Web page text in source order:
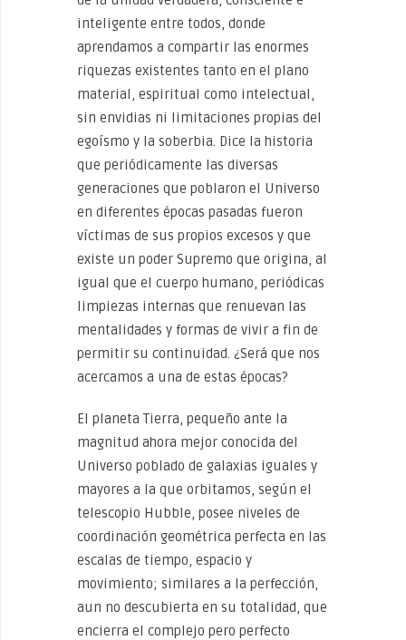
inteligente entre todos, donde
aprendamos a compartir las enormes
riquezas existentes tanto en el plano
material, espiritual como intelectual,
sin envidias ni limitaciones propias del
egoísmo y la soberbia. Dice la historia
que periódicamente las diversas
generaciones que poblaron el Universo
en diferentes épocas pasadas fueron
víctimas de sus propios excesos y que
existe un poder Supremo que origina, al
igual que el cuerpo humano, periódicas
limpiezas internas que renuevan las
mentalidades y formas de vivir a fin de
permitir su continuidad. ¿Será que nos
acercamos a una de estas épocas?
El planeta Tierra, pequeño ante la
magnitud ahora mejor conocida del
Universo poblado de galaxias iguales y
mayores a la que orbitamos, según el
telescopio Hubble, posee niveles de
coordinación geométrica perfecta en las
escalas de tiempo, espacio y
movimiento; similares a la perfección,
aun no descubierta en su totalidad, que
encierra el complejo pero perfecto